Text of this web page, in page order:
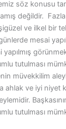
söz konusu
değildir.
ve ilkel bir
mesai
tutulması
müvekkilim
ahlak ve iyi niyet
tutulması